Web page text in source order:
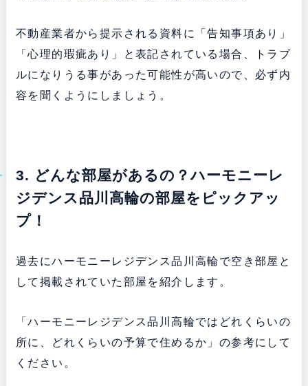
不動産業者から提示される資料に「告知事項あり」
「心理的瑕疵あり」と表記されている場合、トラブ
ルになりうる事があった可能性が高いので、必ず内
容を聞くようにしましょう。
3. どんな部屋があるの？ハーモニーレ
ジデンス品川高輪の部屋をピックアッ
プ！
過去にハーモニーレジデンス品川高輪で空き部屋と
して掲載されていた部屋を紹介します。
「ハーモニーレジデンス品川高輪ではどれくらいの
所に、どれくらいの予算で住めるか」の参考にして
ください。